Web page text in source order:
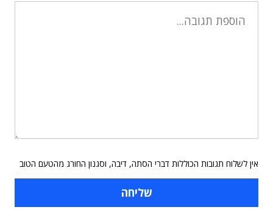
אין לשלוח תגובות הכוללות דברי הסתה, דיבה, וסגנון החורג מהטעם הטוב